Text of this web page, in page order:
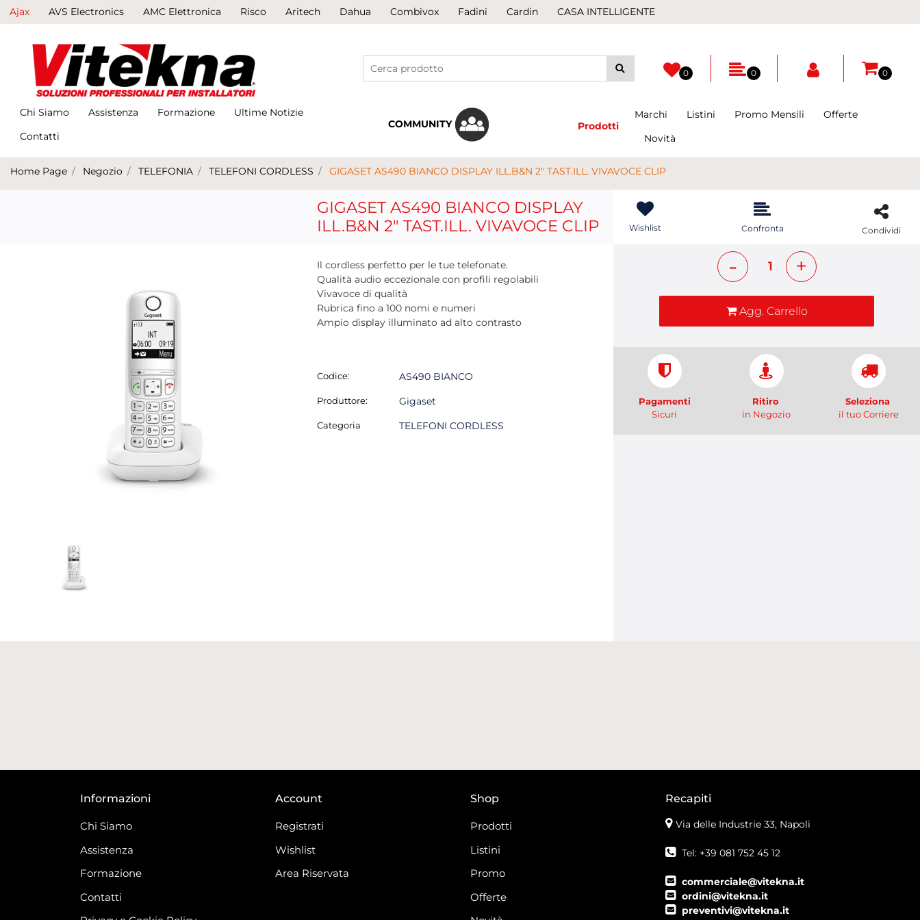
Ajax AVS Electronics AMC Elettronica Risco Aritech Dahua Combivox Fadini Cardin CASA INTELLIGENTE
0 0 0
Chi Siamo Assistenza Formazione
Ultime Notizie
Contatti
COMMUNITY Prodotti
Marchi Listini Promo Mensili
Offerte
Novità
Home Page Negozio TELEFONIA TELEFONI CORDLESS GIGASET AS490 BIANCO DISPLAY ILL.B&N 2" TAST.ILL. VIVAVOCE CLIP
GIGASET AS490 BIANCO DISPLAY
ILL.B&N 2" TAST.ILL. VIVAVOCE CLIP
Il cordless perfetto per le tue telefonate.
Qualità audio eccezionale con profili regolabili
Vivavoce di qualità
Rubrica fino a 100 nomi e numeri
Ampio display illuminato ad alto contrasto
Codice: AS490 BIANCO
Produttore: Gigaset
Categoria TELEFONI CORDLESS
Wishlist Confronta Condividi
Agg. Carrello
Pagamenti
Sicuri
Ritiro
in Negozio
Seleziona
il tuo Corriere
Informazioni
Chi Siamo
Assistenza
Formazione
Contatti
Account
Registrati
Wishlist
Area Riservata
Shop
Prodotti
Listini
Promo
Offerte
Recapiti
Via delle Industrie 33, Napoli
Tel: +39 081 752 45 12
commerciale@vitekna.it
ordini@vitekna.it
preventivi@vitekna.it